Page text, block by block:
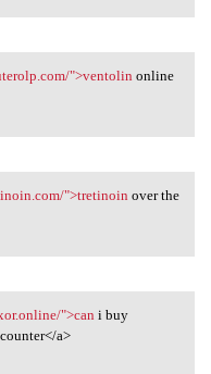
">ventolin online
">tretinoin over the
">can i buy
a>